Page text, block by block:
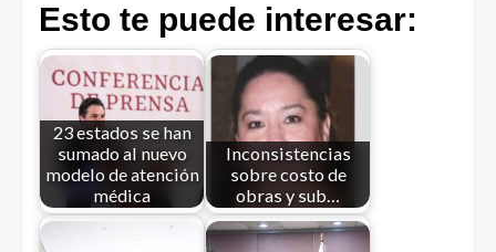
Esto te puede interesar:
23 estados se han
sumado al nuevo
modelo de atención
médica
Inconsistencias
sobre costo de
obras y sub…